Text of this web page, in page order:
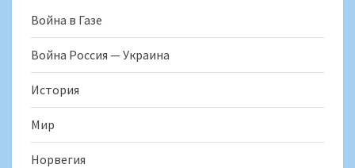
Война в Газе
Война Россия — Украина
История
Мир
Норвегия